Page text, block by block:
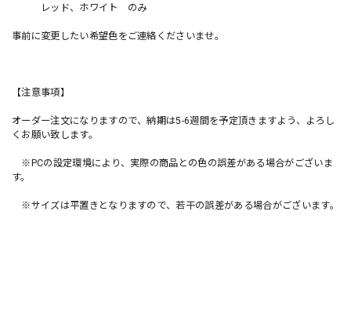
レッド、ホワイト のみ
事前に変更したい希望色をご連絡くださいませ。
【注意事項】
オーダー注文になりますので、納期は5-6週間を予定頂きますよう、よろし
くお願い致します。
※PCの設定環境により、実際の商品との色の誤差がある場合がございま
す。
※サイズは平置きとなりますので、若干の誤差がある場合がございます。